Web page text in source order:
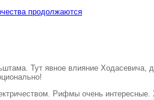
продолжаются
Тут явное влияние Ходасевича,
Рифмы очень интересные.